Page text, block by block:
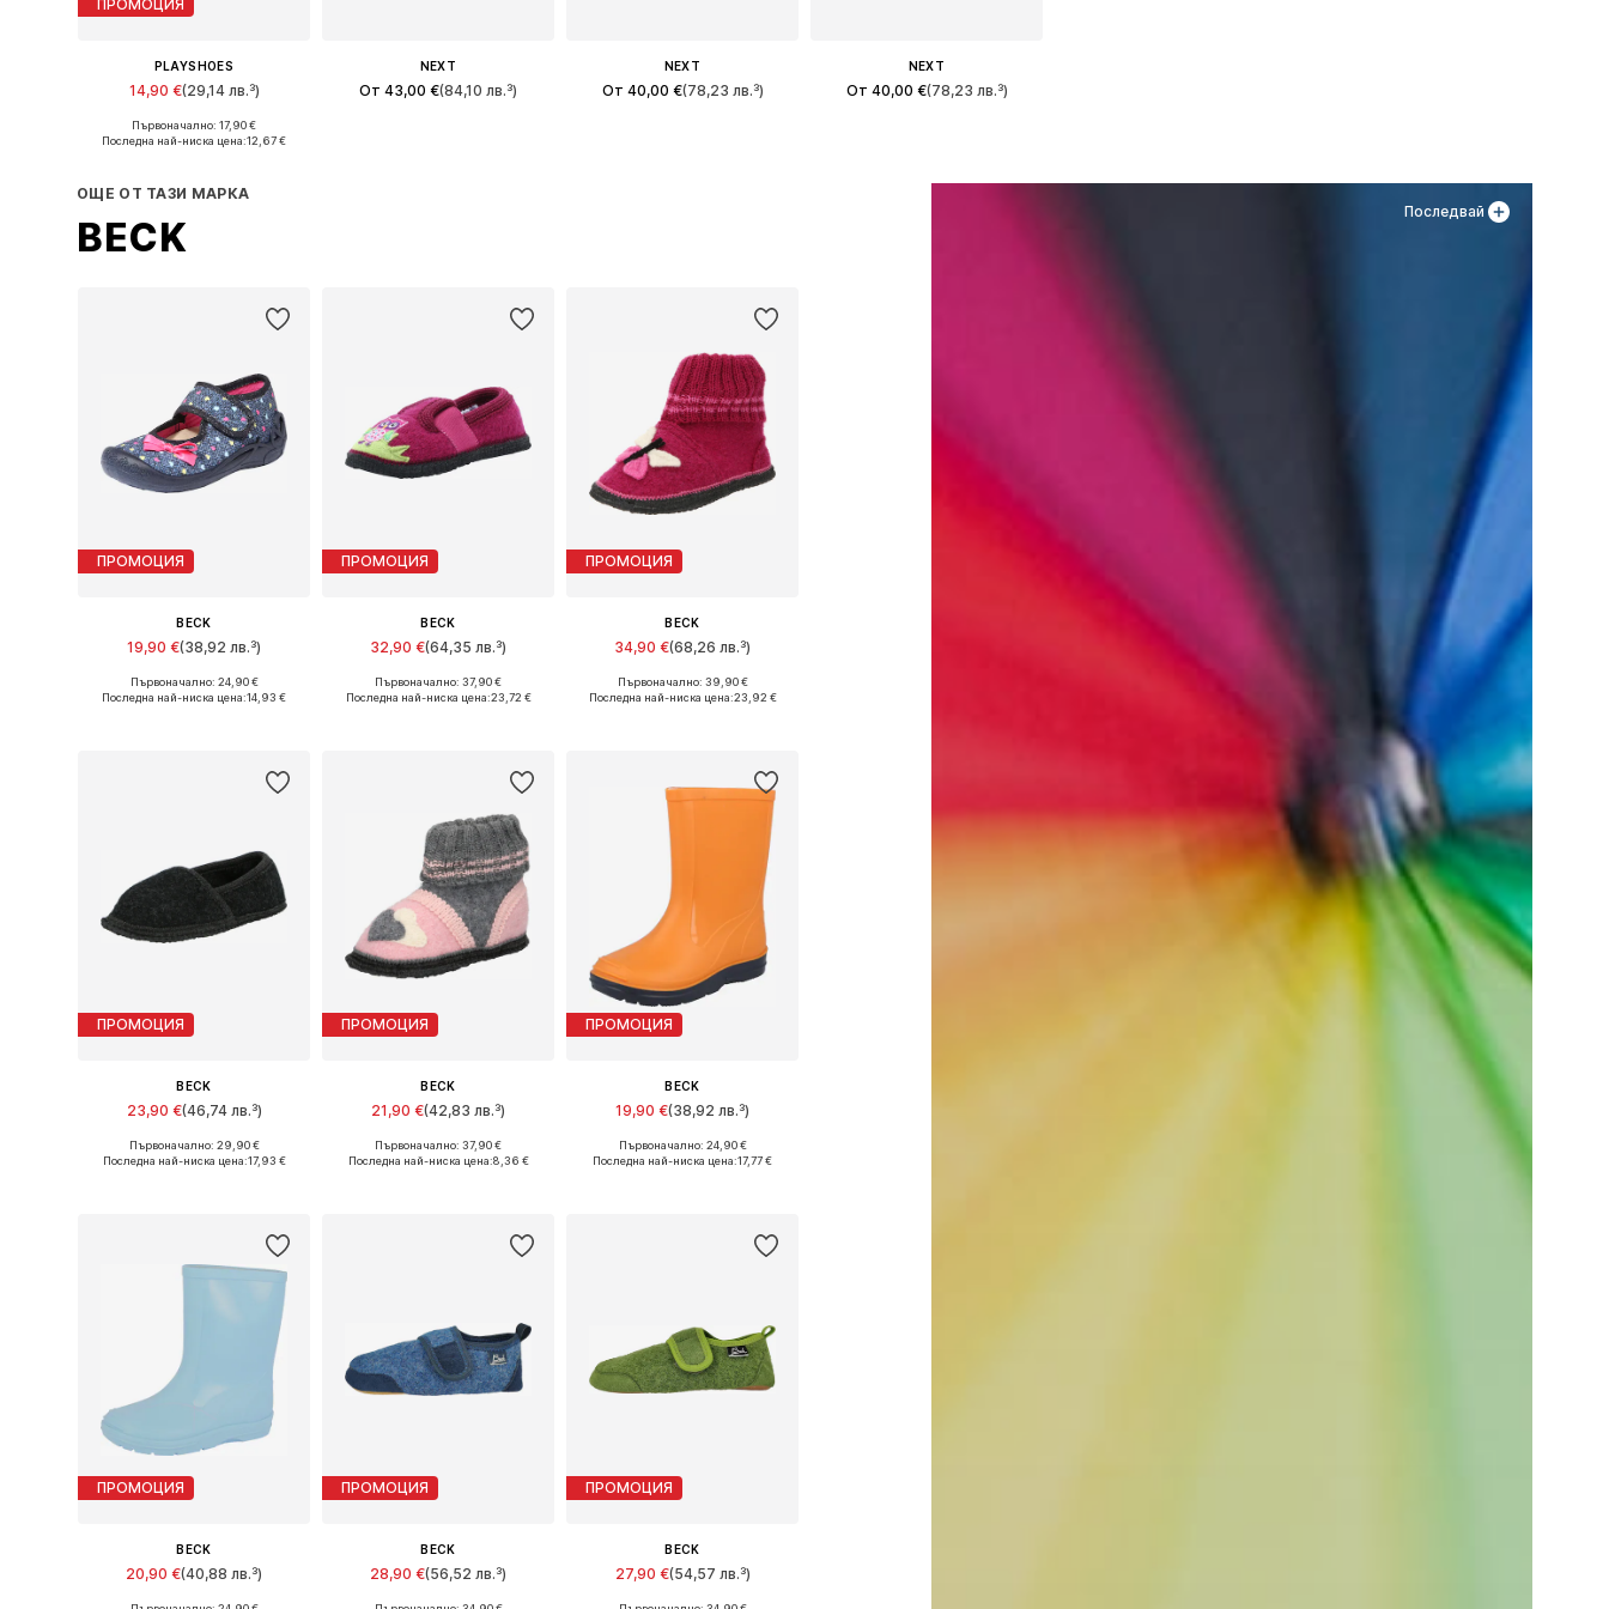
ПРОМОЦИЯ
PLAYSHOES
14,90 €(29,14 лв.³)
Предлага се в много размери
Първоначално: 17,90 €
Последна най-ниска цена:12,67 €
NEXT
От 43,00 €(84,10 лв.³)
NEXT
От 40,00 €(78,23 лв.³)
NEXT
От 40,00 €(78,23 лв.³)
Последвай
ОЩЕ ОТ ТАЗИ МАРКА
BECK
ПРОМОЦИЯ
BECK
19,90 €(38,92 лв.³)
Налични размери: 20, 21, 25, 26
Първоначално: 24,90 €
Последна най-ниска цена:14,93 €
ПРОМОЦИЯ
BECK
32,90 €(64,35 лв.³)
Предлага се в много размери
Първоначално: 37,90 €
Последна най-ниска цена:23,72 €
ПРОМОЦИЯ
BECK
34,90 €(68,26 лв.³)
Предлага се в много размери
Първоначално: 39,90 €
Последна най-ниска цена:23,92 €
ПРОМОЦИЯ
BECK
23,90 €(46,74 лв.³)
Предлага се в много размери
Първоначално: 29,90 €
Последна най-ниска цена:17,93 €
ПРОМОЦИЯ
BECK
21,90 €(42,83 лв.³)
Предлага се в много размери
Първоначално: 37,90 €
Последна най-ниска цена:8,36 €
ПРОМОЦИЯ
BECK
19,90 €(38,92 лв.³)
Предлага се в много размери
Първоначално: 24,90 €
Последна най-ниска цена:17,77 €
ПРОМОЦИЯ
BECK
20,90 €(40,88 лв.³)
ПРОМОЦИЯ
BECK
28,90 €(56,52 лв.³)
ПРОМОЦИЯ
BECK
27,90 €(54,57 лв.³)